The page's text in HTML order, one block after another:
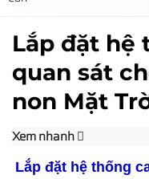
Lắp đặt hệ
quan sát
non Mặt
Xem nhanh
Lắp đặt hệ thống